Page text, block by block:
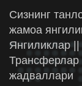
Сизнинг
жамоа
Янгиликлар
Трансферлар
жадваллари